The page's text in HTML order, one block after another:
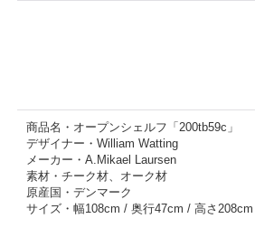
商品名・オープンシェルフ「200tb59c」
デザイナー・William Watting
メーカー・A.Mikael Laursen
素材・チーク材、オーク材
原産国・デンマーク
サイズ・幅108cm / 奥行47cm / 高さ208cm